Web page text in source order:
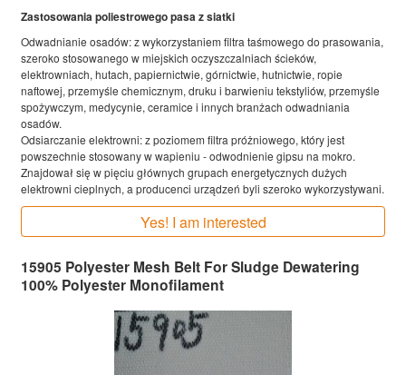
Zastosowania poliestrowego pasa z siatki
Odwadnianie osadów: z wykorzystaniem filtra taśmowego do prasowania,
szeroko stosowanego w miejskich oczyszczalniach ścieków,
elektrowniach, hutach, papiernictwie, górnictwie, hutnictwie, ropie
naftowej, przemyśle chemicznym, druku i barwieniu tekstyliów, przemyśle
spożywczym, medycynie, ceramice i innych branżach odwadniania
osadów.
Odsiarczanie elektrowni: z poziomem filtra próżniowego, który jest
powszechnie stosowany w wapieniu - odwodnienie gipsu na mokro.
Znajdował się w pięciu głównych grupach energetycznych dużych
elektrowni cieplnych, a producenci urządzeń byli szeroko wykorzystywani.
Yes! I am interested
15905 Polyester Mesh Belt For Sludge Dewatering
100% Polyester Monofilament